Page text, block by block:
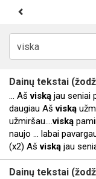
Dainų tekstai
... Ašviską jau seniai
daugiau Ašviską
užmiršau….viską
naujo ... labai
(x2) Ašviską jau
Dainų tekstai